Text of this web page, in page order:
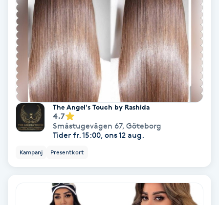
Nagelsvamp
Nageltrång
Nagelvård
Naglar borttagning
Naglar reparation
Naprapati
Navelpiercing
The Angel's Touch by Rashida
4.7
Småstugevägen 67, Göteborg
Tider fr. 15:00, ons 12 aug.
Kampanj Presentkort